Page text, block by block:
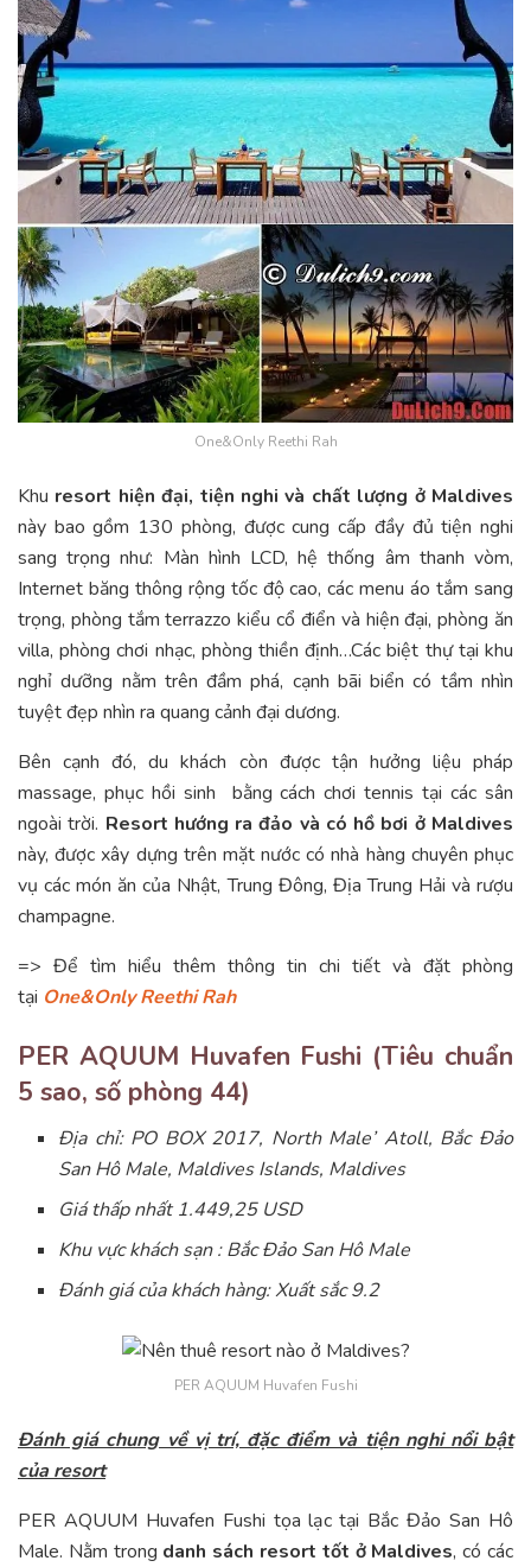
One&Only Reethi Rah
Khu resort hiện đại, tiện nghi và chất lượng ở Maldives
này bao gồm 130 phòng, được cung cấp đầy đủ tiện nghi
sang trọng như: Màn hình LCD, hệ thống âm thanh vòm,
Internet băng thông rộng tốc độ cao, các menu áo tắm sang
trọng, phòng tắm terrazzo kiểu cổ điển và hiện đại, phòng ăn
villa, phòng chơi nhạc, phòng thiền định…Các biệt thự tại khu
nghỉ dưỡng nằm trên đầm phá, cạnh bãi biển có tầm nhìn
tuyệt đẹp nhìn ra quang cảnh đại dương.
Bên cạnh đó, du khách còn được tận hưởng liệu pháp
massage, phục hồi sinh bằng cách chơi tennis tại các sân
ngoài trời. Resort hướng ra đảo và có hồ bơi ở Maldives
này, được xây dựng trên mặt nước có nhà hàng chuyên phục
vụ các món ăn của Nhật, Trung Đông, Địa Trung Hải và rượu
champagne.
=> Để tìm hiểu thêm thông tin chi tiết và đặt phòng
tại One&Only Reethi Rah
PER AQUUM Huvafen Fushi (Tiêu chuẩn
5 sao, số phòng 44)
Địa chỉ: PO BOX 2017, North Male’ Atoll, Bắc Đảo
San Hô Male, Maldives Islands, Maldives
Giá thấp nhất 1.449,25 USD
Khu vực khách sạn : Bắc Đảo San Hô Male
Đánh giá của khách hàng: Xuất sắc 9.2
PER AQUUM Huvafen Fushi
Đánh giá chung về vị trí, đặc điểm và tiện nghi nổi bật
của resort
PER AQUUM Huvafen Fushi tọa lạc tại Bắc Đảo San Hô
Male. Nằm trong danh sách resort tốt ở Maldives, có các